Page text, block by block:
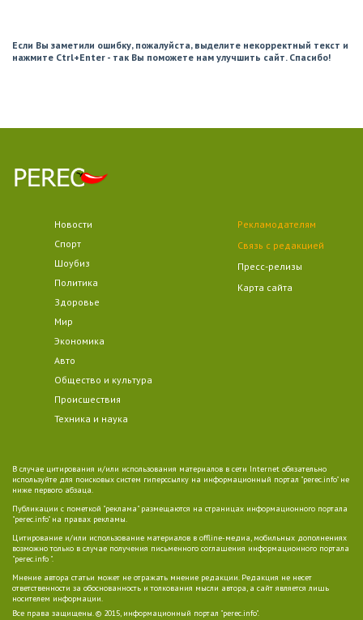
Если Вы заметили ошибку, пожалуйста, выделите некорректный текст и
нажмите Ctrl+Enter - так Вы поможете нам улучшить сайт. Спасибо!
Новости
Спорт
Шоубиз
Политика
Здоровье
Мир
Экономика
Авто
Общество и культура
Происшествия
Техника и наука
Рекламодателям
Связь с редакцией
Пресс-релизы
Карта сайта
В случае цитирования и/или использования материалов в сети Internet обязательно
используйте для поисковых систем гиперссылку на информационный портал "perec.info" не
ниже первого абзаца.
Публикации с пометкой "реклама" размещаются на страницах информационного портала
"perec.info" на правах рекламы.
Цитирование и/или использование материалов в offline-медиа, мобильных дополнениях
возможно только в случае получения письменного соглашения информационного портала
"perec.info ".
Мнение автора статьи может не отражать мнение редакции. Редакция не несет
ответственности за обоснованность и толкования мысли автора, а сайт является лишь
носителем информации.
Все права защищены. © 2015, информационный портал "perec.info".